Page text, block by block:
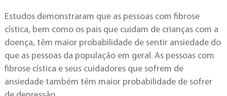
Estudos demonstraram que as pessoas com fibrose
cística, bem como os pais que cuidam de crianças com a
doença, têm maior probabilidade de sentir ansiedade do
que as pessoas da população em geral. As pessoas com
fibrose cística e seus cuidadores que sofrem de
ansiedade também têm maior probabilidade de sofrer